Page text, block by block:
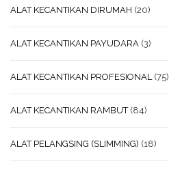
ALAT KECANTIKAN DIRUMAH (20)
ALAT KECANTIKAN PAYUDARA (3)
ALAT KECANTIKAN PROFESIONAL (75)
ALAT KECANTIKAN RAMBUT (84)
ALAT PELANGSING (SLIMMING) (18)